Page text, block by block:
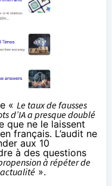
« Le taux de fausses
d’IA a presque doublé
que ne le laissent
français. L’audit ne
aux 10
à des questions
à répéter de
».